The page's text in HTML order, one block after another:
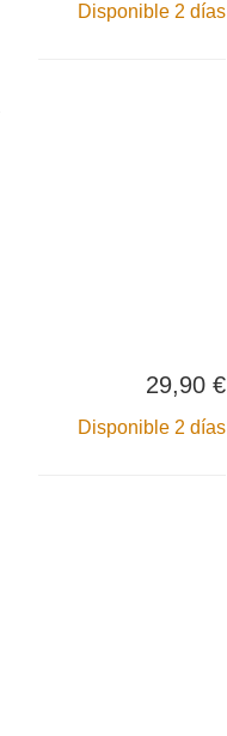
Disponible 2 días
29,90 €
Disponible 2 días